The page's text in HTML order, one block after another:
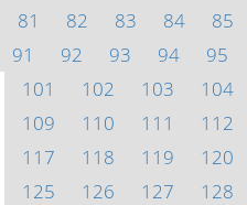
81
82 83 84 85
91
92 93 94 95
101
102 103 104
109
110 111 112
117
118 119 120
125
126 127 128